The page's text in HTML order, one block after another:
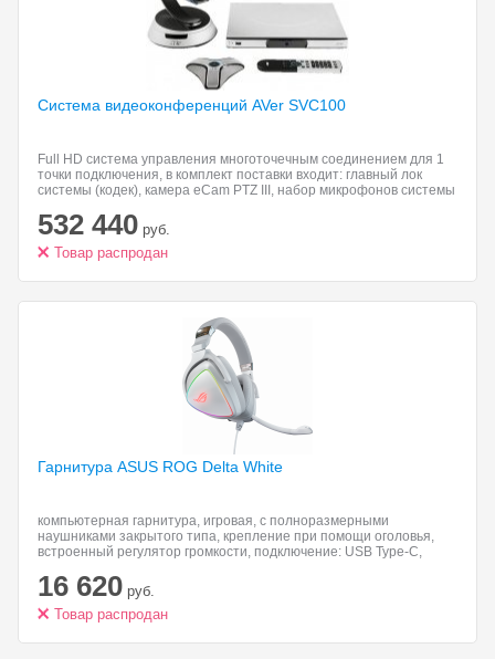
Система видеоконференций AVer SVC100
Full HD система управления многоточечным соединением для 1
точки подключения, в комплект поставки входит: главный лок
системы (кодек), камера eCam PTZ III, набор микрофонов системы
кабели
532 440 руб.
Товар распродан
Гарнитура ASUS ROG Delta White
компьютерная гарнитура, игровая, с полноразмерными
наушниками закрытого типа, крепление при помощи оголовья,
встроенный регулятор громкости, подключение: USB Type-C,
16 620 руб.
Товар распродан